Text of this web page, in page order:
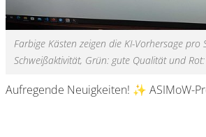
Farbige Kästen zeigen die KI-Vorhersage pro
Schweißaktivität, Grün: gute Qualität und
Aufregende Neuigkeiten! ✨ ASIMoW-